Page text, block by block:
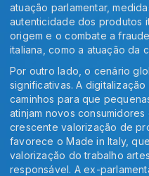
atuação parlamentar,
autenticidade dos produtos
origem e o combate a
italiana, como a atuação da
Por outro lado, o cenário
significativas. A
caminhos para que
atinjam novos consumidores
crescente valorização de
favorece o Made in Italy,
valorização do trabalho
responsável. A ex-